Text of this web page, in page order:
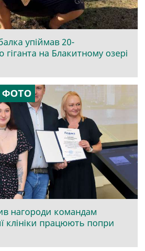
упіймав 20-
гіганта на Блакитному озері
ФОТО
нагороди командам
клініки працюють попри